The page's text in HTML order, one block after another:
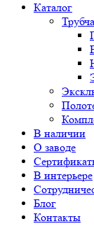
Каталог
В наличии
О заводе
В интерьере
Блог
Контакты